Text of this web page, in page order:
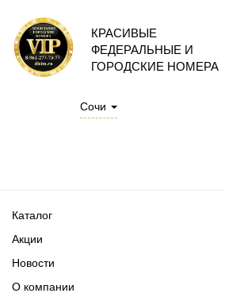
КРАСИВЫЕ
ФЕДЕРАЛЬНЫЕ И
ГОРОДСКИЕ НОМЕРА
Сочи
Каталог
Акции
Новости
О компании